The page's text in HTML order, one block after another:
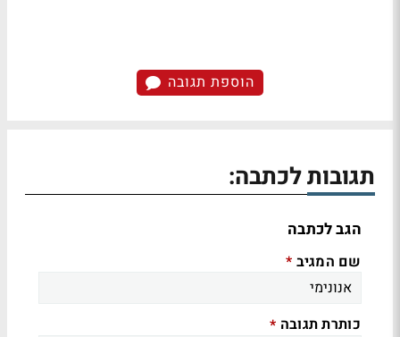
הוספת תגובה
תגובות לכתבה:
הגב לכתבה
שם המגיב *
כותרת תגובה *